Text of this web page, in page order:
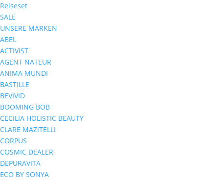
Reiseset
SALE
UNSERE MARKEN
ABEL
ACTIVIST
AGENT NATEUR
ANIMA MUNDI
BASTILLE
BEVIVID
BOOMING BOB
CECILIA HOLISTIC BEAUTY
CLARE MAZITELLI
CORPUS
COSMIC DEALER
DEPURAVITA
ECO BY SONYA